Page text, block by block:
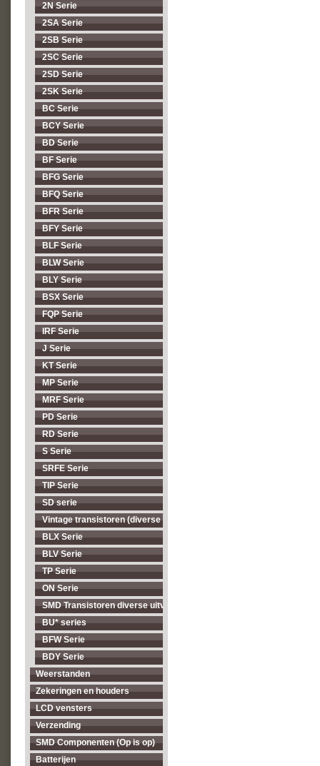
2N Serie
2SA Serie
2SB Serie
2SC Serie
2SD Serie
2SK Serie
BC Serie
BCY Serie
BD Serie
BF Serie
BFG Serie
BFQ Serie
BFR Serie
BFY Serie
BLF Serie
BLW Serie
BLY Serie
BSX Serie
FQP Serie
IRF Serie
J Serie
KT Serie
MP Serie
MRF Serie
PD Serie
RD Serie
S Serie
SRFE Serie
TIP Serie
SD serie
Vintage transistoren (diverse types, op = op)
BLX Serie
BLV Serie
TP Serie
ON Serie
SMD Transistoren diverse uitvoeringen
BU* series
BFW Serie
BDY Serie
Weerstanden
Zekeringen en houders
LCD vensters
Verzending
SMD Componenten (Op is op)
Batterijen